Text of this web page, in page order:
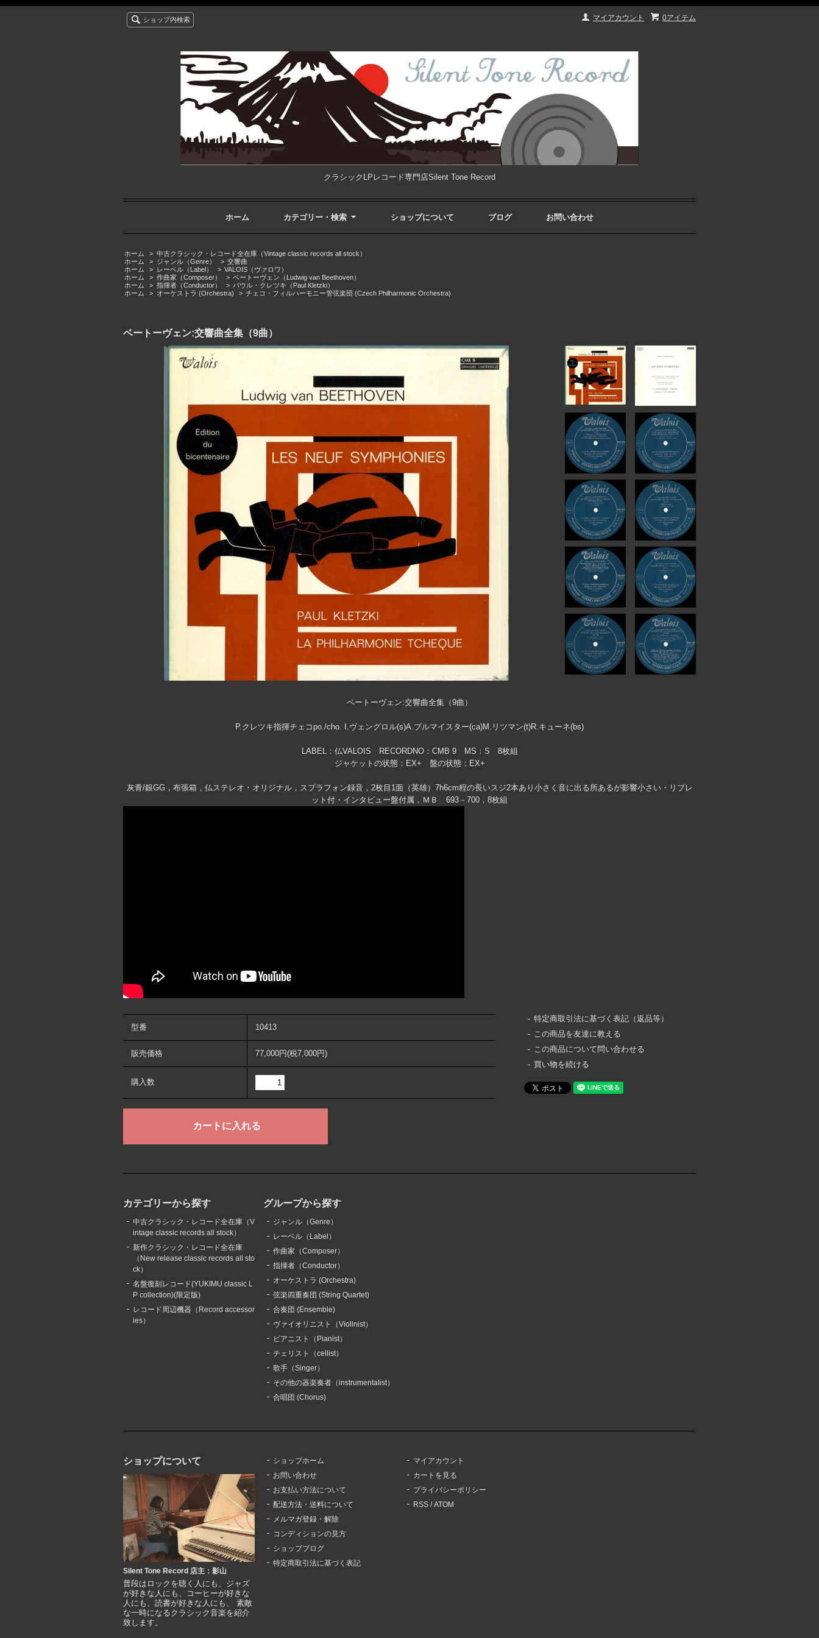
0アイテム
マイアカウント
ショップ内検索
クラシックLPレコード専門店Silent Tone Record
ホーム カテゴリー・検索 ショップについて ブログ お問い合わせ
ホーム > 中古クラシック・レコード全在庫（Vintage classic records all stock）
ホーム
> ジャンル（Genre） > 交響曲
ホーム
> レーベル（Label） > VALOIS（ヴァロワ）
ホーム
> 作曲家（Composer） > ベートーヴェン（Ludwig van Beethoven）
ホーム
> 指揮者（Conductor） > パウル・クレツキ（Paul Kletzki）
ホーム
> オーケストラ (Orchestra) > チェコ・フィルハーモニー管弦楽団 (Czech Philharmonic Orchestra)
ベートーヴェン:交響曲全集（9曲）
ベートーヴェン:交響曲全集（9曲）
P.クレツキ指揮チェコpo./cho. I.ヴェングロル(s)A.ブルマイスター(ca)M.リツマン(t)R.キューネ(bs)
LABEL：仏VALOIS RECORDNO：CMB 9 MS：S 8枚組
ジャケットの状態：EX+ 盤の状態：EX+
灰青/銀GG，布張箱，仏ステレオ・オリジナル，スプラフォン録音，2枚目1面（英雄）7h6cm程の長いスジ2本あり小さく音に出る所あるが影響小さい・リブレ
ット付・インタビュー盤付属，ＭＢ 693－700，8枚組
型番 10413
販売価格 77,000円(税7,000円)
購入数
特定商取引法に基づく表記（返品等）
この商品を友達に教える
この商品について問い合わせる
買い物を続ける
カテゴリーから探す
中古クラシック・レコード全在庫（V
intage classic records all stock）
新作クラシック・レコード全在庫
（New release classic records all sto
ck）
名盤復刻レコード(YUKIMU classic L
P collection)(限定版)
レコード周辺機器（Record accessor
ies）
グループから探す
ジャンル（Genre）
レーベル（Label）
作曲家（Composer）
指揮者（Conductor）
オーケストラ (Orchestra)
弦楽四重奏団 (String Quartet)
合奏団 (Ensemble)
ヴァイオリニスト（Violinist）
ピアニスト（Pianist）
チェリスト（cellist）
歌手（Singer）
その他の器楽奏者（instrumentalist）
合唱団 (Chorus)
ショップについて
Silent Tone Record 店主：影山
普段はロックを聴く人にも、ジャズ
が好きな人にも、コーヒーが好きな
人にも、読書が好きな人にも、 素敵
な一時になるクラシック音楽を紹介
致します。
ショップホーム
お問い合わせ
お支払い方法について
配送方法・送料について
メルマガ登録・解除
コンディションの見方
ショップブログ
特定商取引法に基づく表記
マイアカウント
カートを見る
プライバシーポリシー
RSS /ATOM